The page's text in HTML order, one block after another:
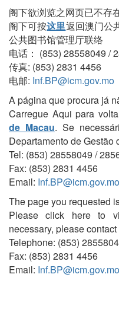
阁下欲浏览之网页已不存在
阁下可按这里返回澳门公
公共图书馆管理厅联络
电话： (853) 28558049 /
传真: (853) 2831 4456
电邮: Inf.BP@icm.gov.mo
A página que procura já
Carregue Aqui para
de Macau. Se
Departamento de
Tel: (853) 28558049 /
Fax: (853) 2831 4456
Email: Inf.BP@icm.gov.mo
The page you requested
Please click here to
necessary, please contact
Telephone: (853)
Fax: (853) 2831 4456
Email: Inf.BP@icm.gov.mo